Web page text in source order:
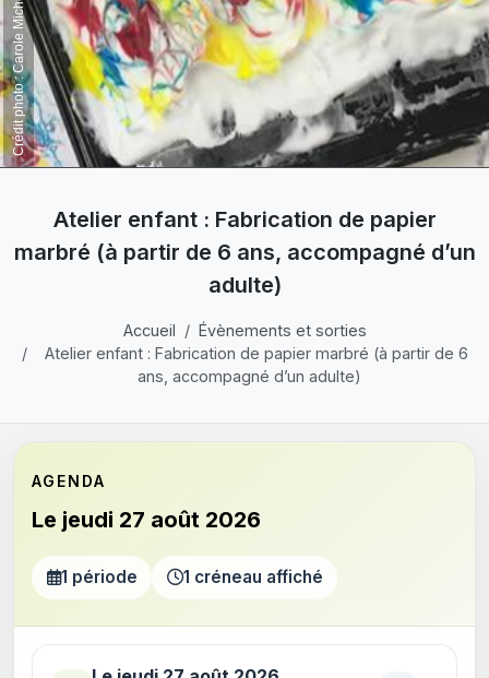
Atelier enfant : Fabrication de papier
marbré (à partir de 6 ans, accompagné d’un
adulte)
Accueil
Évènements et sorties
Atelier enfant : Fabrication de papier marbré (à partir de 6
ans, accompagné d’un adulte)
AGENDA
Le jeudi 27 août 2026
1 période 1 créneau affiché